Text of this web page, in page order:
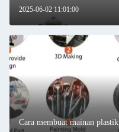
2025-06-02 11:01:00
Cara membuat mainan